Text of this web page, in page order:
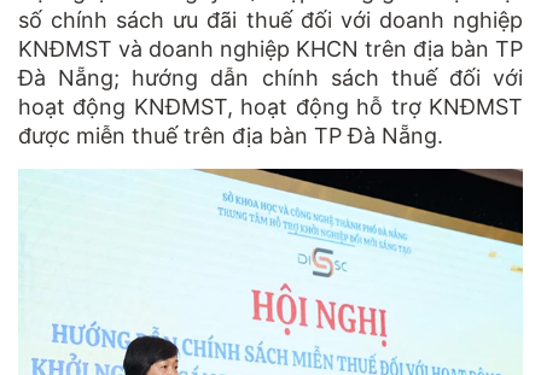
số chính sách ưu đãi thuế đối với doanh nghiệp
KNĐMST và doanh nghiệp KHCN trên địa bàn TP
Đà Nẵng; hướng dẫn chính sách thuế đối với
hoạt động KNĐMST, hoạt động hỗ trợ KNĐMST
được miễn thuế trên địa bàn TP Đà Nẵng.